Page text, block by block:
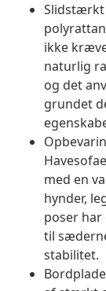
Slidstærkt
ikke
naturlig
og det
grundet
med en
hynder,
poser
til
stabilitet.